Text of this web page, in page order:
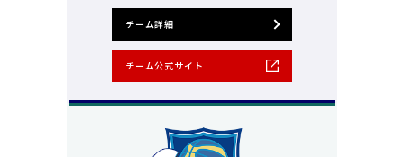
チーム詳細
チーム公式サイト